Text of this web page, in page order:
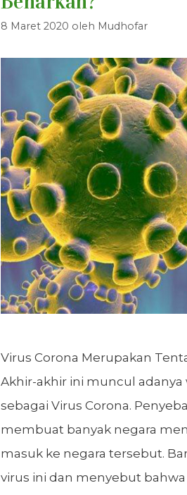
8 Maret 2020 oleh Mudhofar
Virus Corona Merupakan
Akhir-akhir ini muncul
sebagai Virus Corona.
membuat banyak negara
masuk ke negara tersebut.
virus ini dan menyebut